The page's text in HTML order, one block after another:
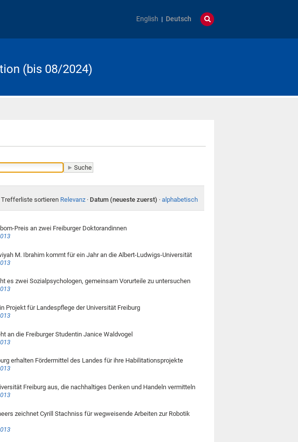
English Deutsch
(bis 08/2024)
Trefferliste sortieren Relevanz · Datum (neueste zuerst) · alphabetisch
Preis an zwei Freiburger Doktorandinnen
M. Ibrahim kommt für ein Jahr an die Albert-Ludwigs-Universität
es zwei Sozialpsychologen, gemeinsam Vorurteile zu untersuchen
Projekt für Landespflege der Universität Freiburg
an die Freiburger Studentin Janice Waldvogel
erhalten Fördermittel des Landes für ihre Habilitationsprojekte
Freiburg aus, die nachhaltiges Denken und Handeln vermitteln
zeichnet Cyrill Stachniss für wegweisende Arbeiten zur Robotik